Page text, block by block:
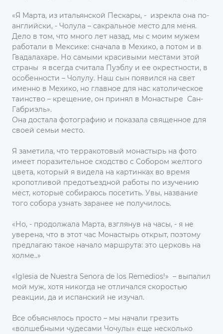
«Я Марта, из итальянской Пескары, - изрекла она по-
английски, - Чолула – сакральное место для меня.
Дело в том, что много лет назад, мы с моим мужем
работали в Мексике: сначала в Мехико, а потом и в
Гвадалахаре. Но самыми красивыми местами этой
страны я всегда считала Пуэблу и ее окрестности, в
особенности – Чолулу. Наш сын появился на свет
именно в Мехико, но главное для нас католическое
таинство – крещение, он принял в Монастыре Сан-
Габриэль».
Она достала фотографию и показала священное для
своей семьи место.
Я заметила, что терракотовый монастырь на фото
имеет поразительное сходство с Собором желтого
цвета, который я видела на картинках во время
кропотливой предотъездной работы по изучению
мест, которые собираюсь посетить. Увы, название
того собора узнать заранее не получилось.
«Но, - продолжала Марта, взглянув на часы, - я не
уверена, что в этот час Монастырь открыт, поэтому
предлагаю такое начало маршрута: это церковь на
холме..»
«Iglesia de Nuestra Senora de los Remedios!» – выпалил
мой муж, хотя никогда не отличался скоростью
реакции, да и испанский не изучал.
Все объяснялось просто – мы начали грезить
«волшебными чудесами Чочулы» еще несколько